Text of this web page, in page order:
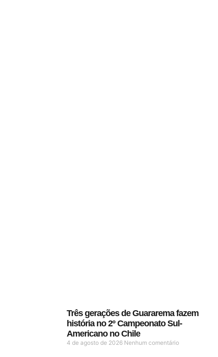
Três gerações de Guararema fazem
história no 2º Campeonato Sul-
Americano no Chile
4 de agosto de 2026 Nenhum comentário